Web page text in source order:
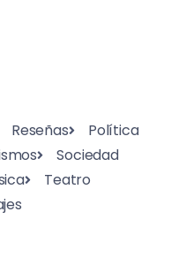
Reseñas
Política
Sociedad
Teatro